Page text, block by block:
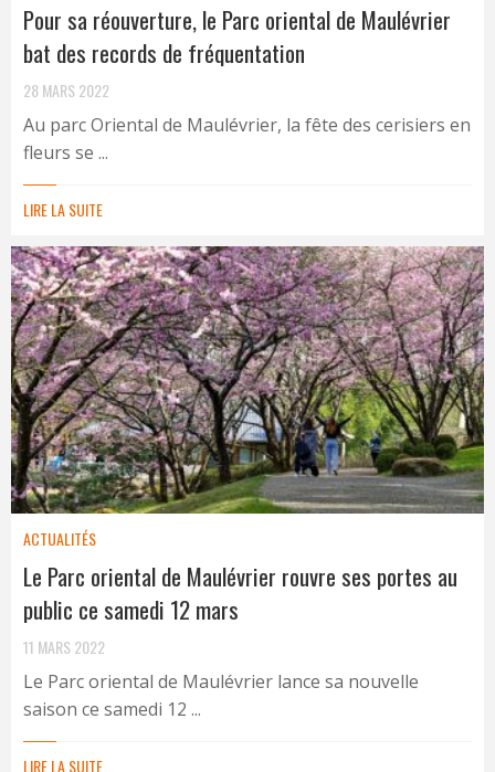
Pour sa réouverture, le Parc oriental de Maulévrier
bat des records de fréquentation
28 MARS 2022
Au parc Oriental de Maulévrier, la fête des cerisiers en
fleurs se ...
LIRE LA SUITE
ACTUALITÉS
Le Parc oriental de Maulévrier rouvre ses portes au
public ce samedi 12 mars
11 MARS 2022
Le Parc oriental de Maulévrier lance sa nouvelle
saison ce samedi 12 ...
LIRE LA SUITE